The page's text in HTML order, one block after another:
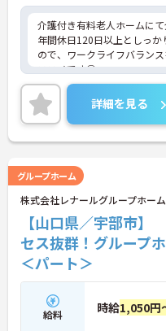
介護付き有料老人ホームにて
年間休日120日以上としっか
ので、ワークライフバラン
ススメです◎
残業少なめなので出勤日で
確保して頂けますよ◎
ご興味ある方には、面接対
詳細をお話しいたしますの
い。
詳細を見る
グループホーム
株式会社レナールグループホー
【山口県／宇部市
セス抜群！グループ
＜パート＞
給料 時給1,050円